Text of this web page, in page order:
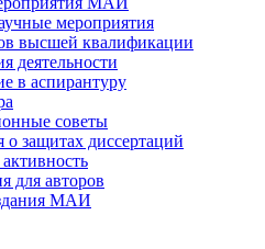
мероприятия
высшей квалификации
деятельности
в аспирантуру
советы
о защитах диссертаций
для авторов
МАИ